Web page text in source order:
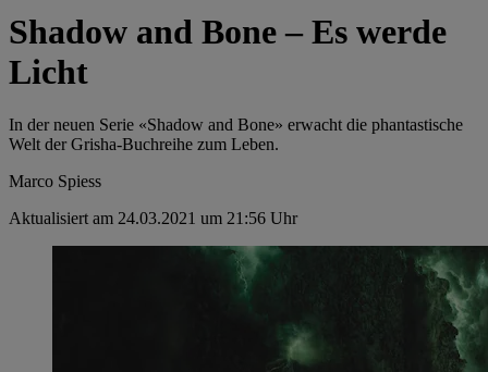
Shadow and Bone – Es werde
Licht
In der neuen Serie «Shadow and Bone» erwacht die phantastische
Welt der Grisha-Buchreihe zum Leben.
Marco Spiess
Aktualisiert am 24.03.2021 um 21:56 Uhr